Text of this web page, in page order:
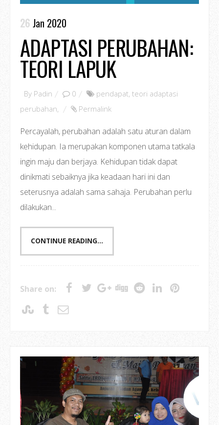
26 Jan 2020
ADAPTASI PERUBAHAN:
TEORI LAPUK
By Padin 0 pendapat, teori adaptasi
perubahan, Permalink
Percayalah, perubahan adalah satu aturan dalam
kehidupan. Ia merupakan komponen utama tatkala
ingin maju dan berjaya. Kehidupan tidak dapat
dinikmati sebaiknya jika keadaan hari ini dan
seterusnya adalah sama sahaja. Perubahan perlu
dilakukan...
CONTINUE READING...
Share on: